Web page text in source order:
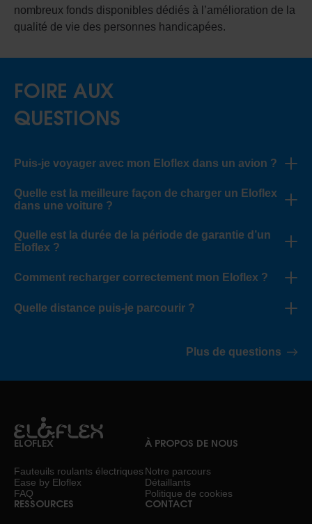
nombreux fonds disponibles dédiés à l’amélioration de la
qualité de vie des personnes handicapées.
FOIRE AUX
QUESTIONS
Puis-je voyager avec mon Eloflex dans un avion ?
Quelle est la meilleure façon de charger un Eloflex
dans une voiture ?
Quelle est la durée de la période de garantie d’un
Eloflex ?
Comment recharger correctement mon Eloflex ?
Quelle distance puis-je parcourir ?
Plus de questions
ELOFLEX
Fauteuils roulants électriques
Ease by Eloflex
FAQ
À PROPOS DE NOUS
Notre parcours
Détaillants
Politique de cookies
RESSOURCES CONTACT